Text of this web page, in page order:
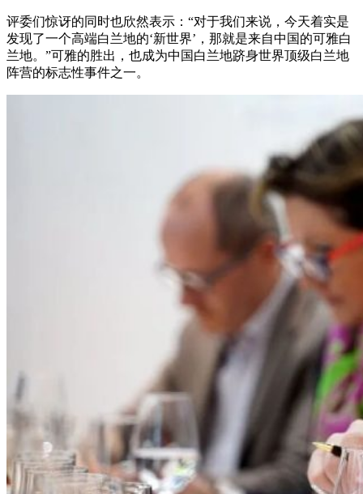
评委们惊讶的同时也欣然表示： “对于我们来说，今天着实是
发现了一个高端白兰地的‘新世界’，那就是来自中国的可雅白
兰地。”可雅的胜出，也成为中国白兰地跻身世界顶级白兰地
阵营的标志性事件之一。